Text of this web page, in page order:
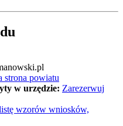
strona powiatu
w urzędzie: Zarezerwuj
wzorów wniosków,